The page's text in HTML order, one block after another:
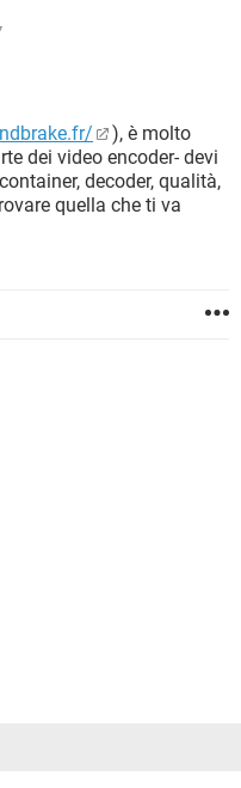
), è molto
dei video encoder- devi
decoder, qualità,
quella che ti va